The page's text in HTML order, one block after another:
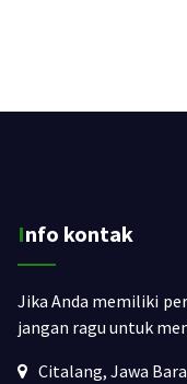
Info kontak
Jika Anda memiliki
jangan ragu untuk
Citalang, Jawa